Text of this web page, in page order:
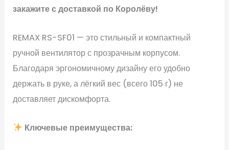
закажите с доставкой по Королёву!
REMAX RS-SF01 — это стильный и компактный
ручной вентилятор с прозрачным корпусом.
Благодаря эргономичному дизайну его удобно
держать в руке, а лёгкий вес (всего 105 г) не
доставляет дискомфорта.
Ключевые преимущества: